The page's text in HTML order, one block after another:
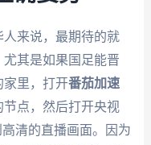
人来说，最期待的就
其是如果国足能晋
家里，打开番茄加速
点，然后打开央视
清的直播画面。因为